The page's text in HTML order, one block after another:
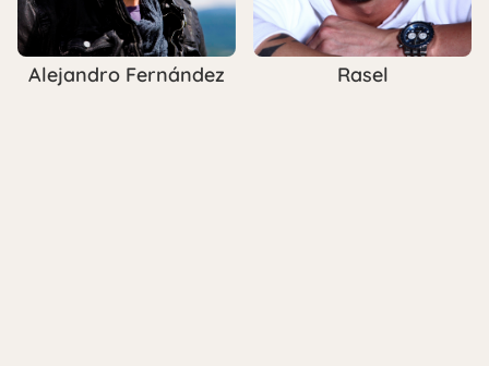
Alejandro Fernández Rasel